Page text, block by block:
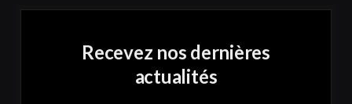
Recevez nos dernières
actualités